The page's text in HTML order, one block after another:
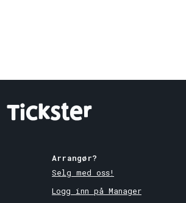
Arrangør?
Selg med oss!
Logg inn på Manager